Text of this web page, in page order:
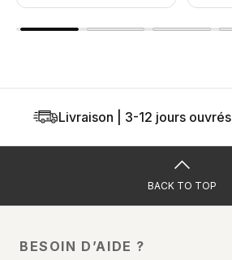
Livraison | 3-12 jours ouvrés
BACK TO TOP
BESOIN D’AIDE ?